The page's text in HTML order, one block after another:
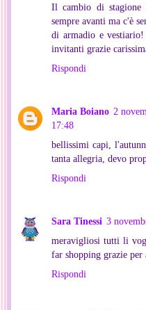
Il cambio di
sempre avanti ma c'è
di armadio e
invitanti grazie
Rispondi
Maria Boiano 2
17:48
bellissimi capi,
tanta allegria, devo
Rispondi
Sara Tinessi 3
meravigliosi tutti li
far shopping grazie per
Rispondi